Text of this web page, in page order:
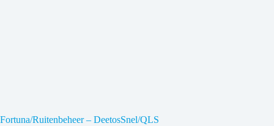
Fortuna/Ruitenbeheer – DeetosSnel/QLS